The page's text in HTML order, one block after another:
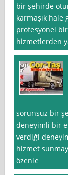
bir şehirde
karmaşık
profesyonel
hizmetlerden
sorunsuz bir
deneyimli bir
verdiği
hizmet
özenle